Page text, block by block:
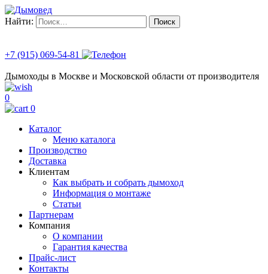
Найти:
+7 (915) 069-54-81
Дымоходы в Москве и Московской области от производителя
0
0
Каталог
Меню каталога
Производство
Доставка
Клиентам
Как выбрать и собрать дымоход
Информация о монтаже
Статьи
Партнерам
Компания
О компании
Гарантия качества
Прайс-лист
Контакты